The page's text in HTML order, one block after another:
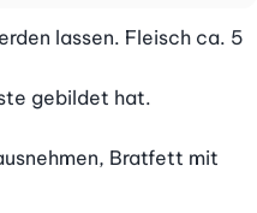
lassen. Fleisch ca. 5
gebildet hat.
Bratfett mit